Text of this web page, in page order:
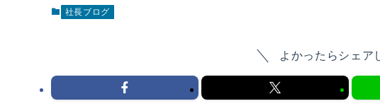
社長ブログ
よかったらシェア